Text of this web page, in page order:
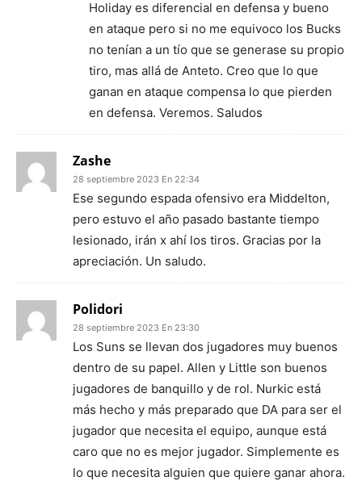
Holiday es diferencial en defensa y bueno
en ataque pero si no me equivoco los Bucks
no tenían a un tío que se generase su propio
tiro, mas allá de Anteto. Creo que lo que
ganan en ataque compensa lo que pierden
en defensa. Veremos. Saludos
Zashe
28 septiembre 2023 En 22:34
Ese segundo espada ofensivo era Middelton,
pero estuvo el año pasado bastante tiempo
lesionado, irán x ahí los tiros. Gracias por la
apreciación. Un saludo.
Polidori
28 septiembre 2023 En 23:30
Los Suns se llevan dos jugadores muy buenos
dentro de su papel. Allen y Little son buenos
jugadores de banquillo y de rol. Nurkic está
más hecho y más preparado que DA para ser el
jugador que necesita el equipo, aunque está
caro que no es mejor jugador. Simplemente es
lo que necesita alguien que quiere ganar ahora.